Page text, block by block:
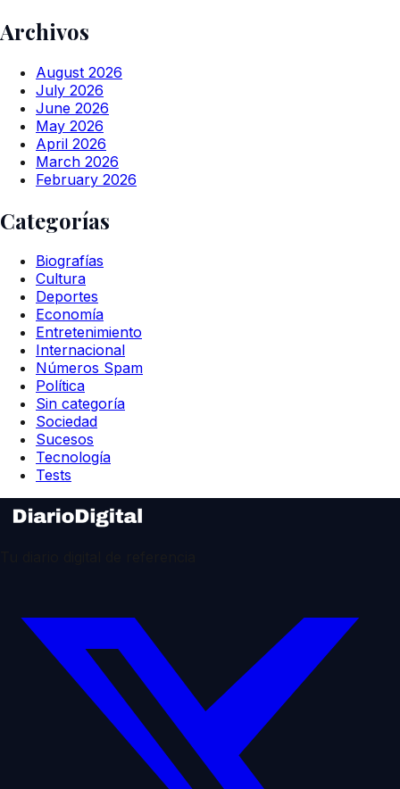
Archivos
August 2026
July 2026
June 2026
May 2026
April 2026
March 2026
February 2026
Categorías
Biografías
Cultura
Deportes
Economía
Entretenimiento
Internacional
Números Spam
Política
Sin categoría
Sociedad
Sucesos
Tecnología
Tests